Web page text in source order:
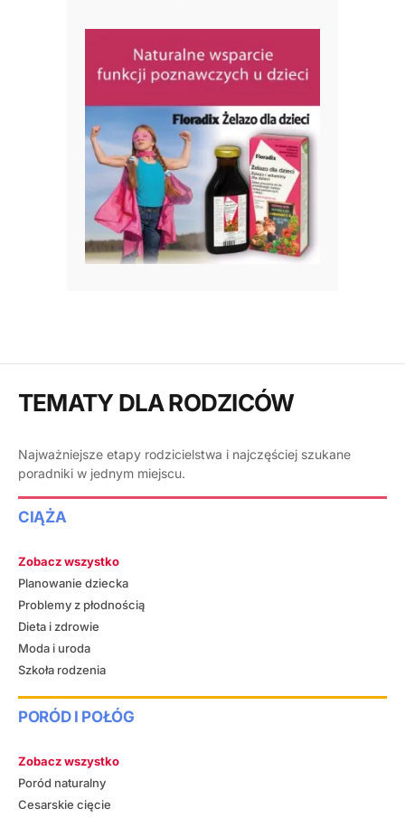
TEMATY DLA RODZICÓW
Najważniejsze etapy rodzicielstwa i najczęściej szukane
poradniki w jednym miejscu.
CIĄŻA
Zobacz wszystko
Planowanie dziecka
Problemy z płodnością
Dieta i zdrowie
Moda i uroda
Szkoła rodzenia
PORÓD I POŁÓG
Zobacz wszystko
Poród naturalny
Cesarskie cięcie